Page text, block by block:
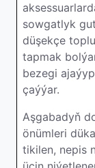
sowgatlyk
düşekçe
tapmak
bezegi
çaýýar.
Aşgabadyň
önümleri
tikilen, nepis